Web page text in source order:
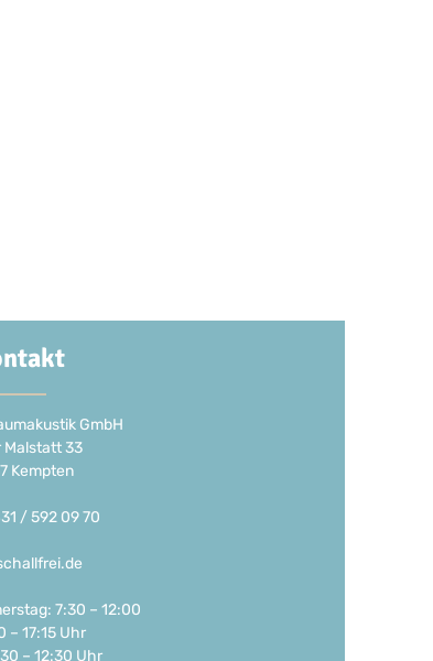
GmbH
Malstatt 33
Kempten
/ 592 09 70
7:30 – 12:00
– 17:15 Uhr
– 12:30 Uhr